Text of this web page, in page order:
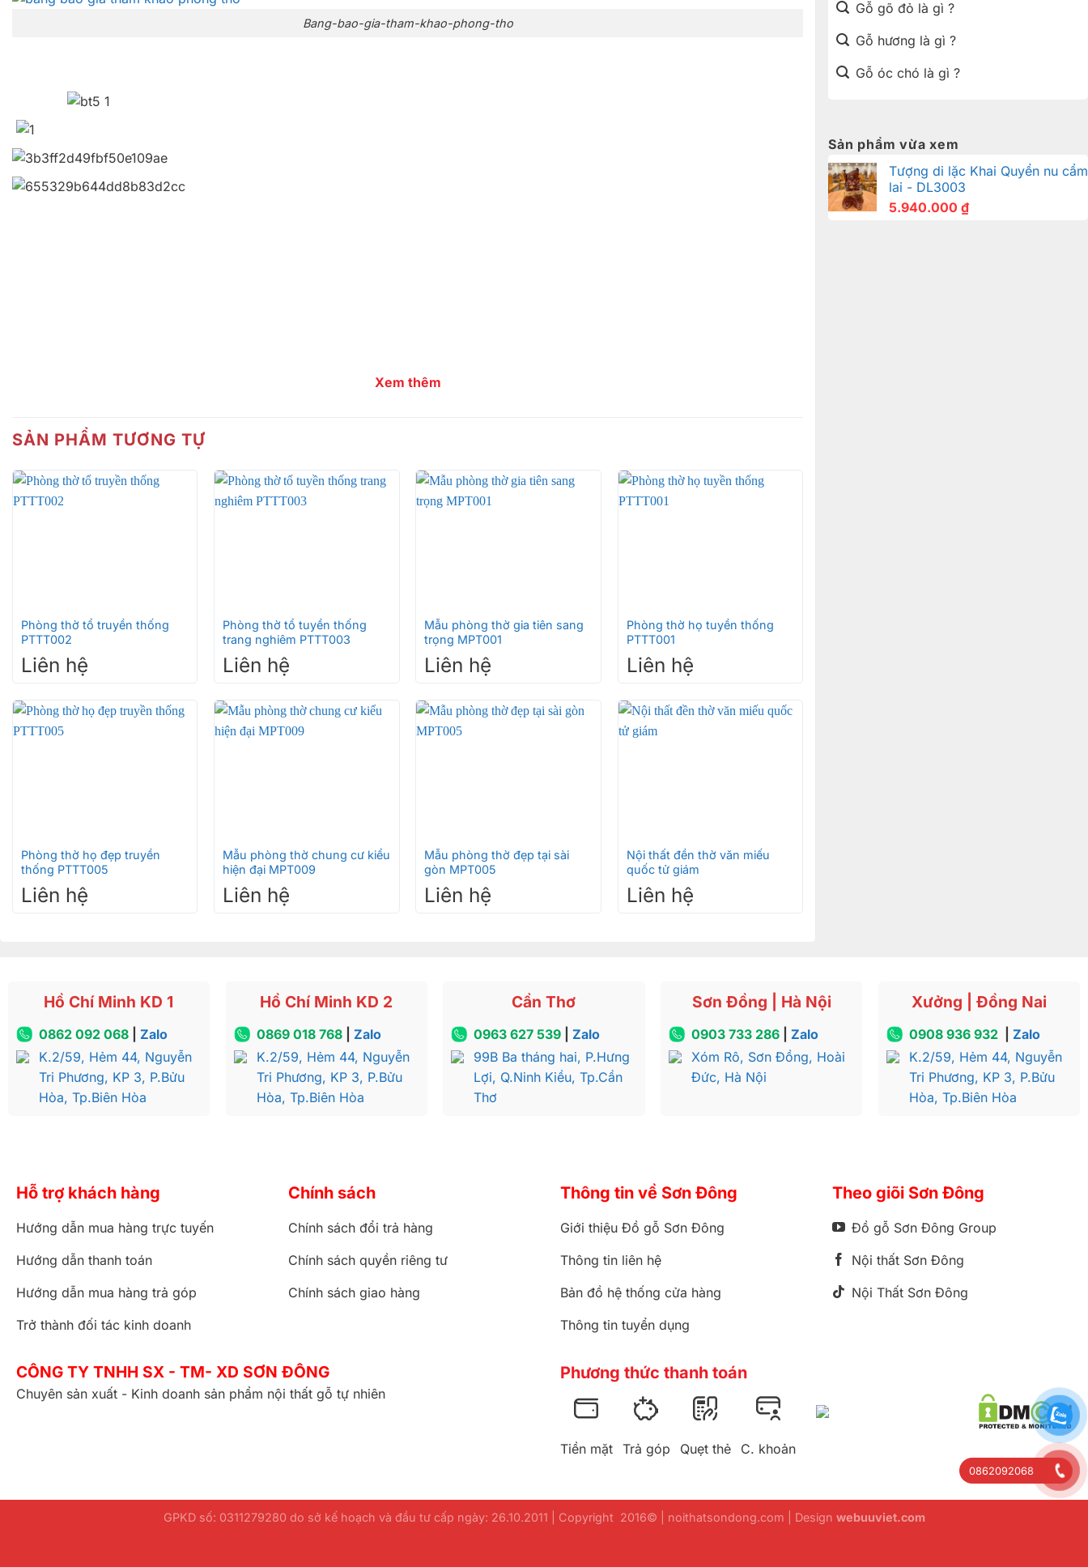
Gỗ gõ đỏ là gì ?
Gỗ hương là gì ?
Gỗ óc chó là gì ?
Sản phẩm vừa xem
Tượng di lặc Khai Quyển nu cẩm
lai - DL3003
5.940.000 ₫
Bang-bao-gia-tham-khao-phong-tho
Xem thêm
SẢN PHẨM TƯƠNG TỰ
Phòng thờ tổ truyền thống
PTTT002
Liên hệ
Phòng thờ tổ tuyền thống
trang nghiêm PTTT003
Liên hệ
Mẫu phòng thờ gia tiên sang
trọng MPT001
Liên hệ
Phòng thờ họ tuyền thống
PTTT001
Liên hệ
Phòng thờ họ đẹp truyền
thống PTTT005
Liên hệ
Mẫu phòng thờ chung cư kiểu
hiện đại MPT009
Liên hệ
Mẫu phòng thờ đẹp tại sài
gòn MPT005
Liên hệ
Nội thất đền thờ văn miếu
quốc tử giám
Liên hệ
Hồ Chí Minh KD 1
0862 092 068| Zalo
K.2/59, Hẻm 44, Nguyễn
Tri Phương, KP 3, P.Bửu
Hòa, Tp.Biên Hòa
Hồ Chí Minh KD 2
0869 018 768| Zalo
K.2/59, Hẻm 44, Nguyễn
Tri Phương, KP 3, P.Bửu
Hòa, Tp.Biên Hòa
Cần Thơ
0963 627 539 |Zalo
99B Ba tháng hai, P.Hưng
Lợi, Q.Ninh Kiều, Tp.Cần
Thơ
Sơn Đồng | Hà Nội
0903 733 286 |Zalo
Xóm Rô, Sơn Đồng, Hoài
Đức, Hà Nội
Xưởng | Đồng Nai
0908 936 932
Zalo
K.2/59, Hẻm 44, Nguyễn
Tri Phương, KP 3, P.Bửu
Hòa, Tp.Biên Hòa
Hỗ trợ khách hàng
Hướng dẫn mua hàng trực tuyến
Hướng dẫn thanh toán
Hướng dẫn mua hàng trả góp
Trở thành đối tác kinh doanh
Chính sách
Chính sách đổi trả hàng
Chính sách quyền riêng tư
Chính sách giao hàng
Thông tin về Sơn Đông
Giới thiệu Đồ gỗ Sơn Đông
Thông tin liên hệ
Bản đồ hệ thống cửa hàng
Thông tin tuyển dụng
Theo giõi Sơn Đông
Đồ gỗ Sơn Đông Group
Nội thất Sơn Đông
Nội Thất Sơn Đông
CÔNG TY TNHH SX - TM- XD SƠN ĐÔNG
Chuyên sản xuất - Kinh doanh sản phẩm nội thất gỗ tự nhiên
Phương thức thanh toán
Tiền mặt Trả góp Quẹt thẻ C. khoản
GPKD số: 0311279280 do sở kế hoạch và đầu tư cấp ngày: 26.10.2011 | Copyright 2016© | noithatsondong.com | Design webuuviet.com
0862092068